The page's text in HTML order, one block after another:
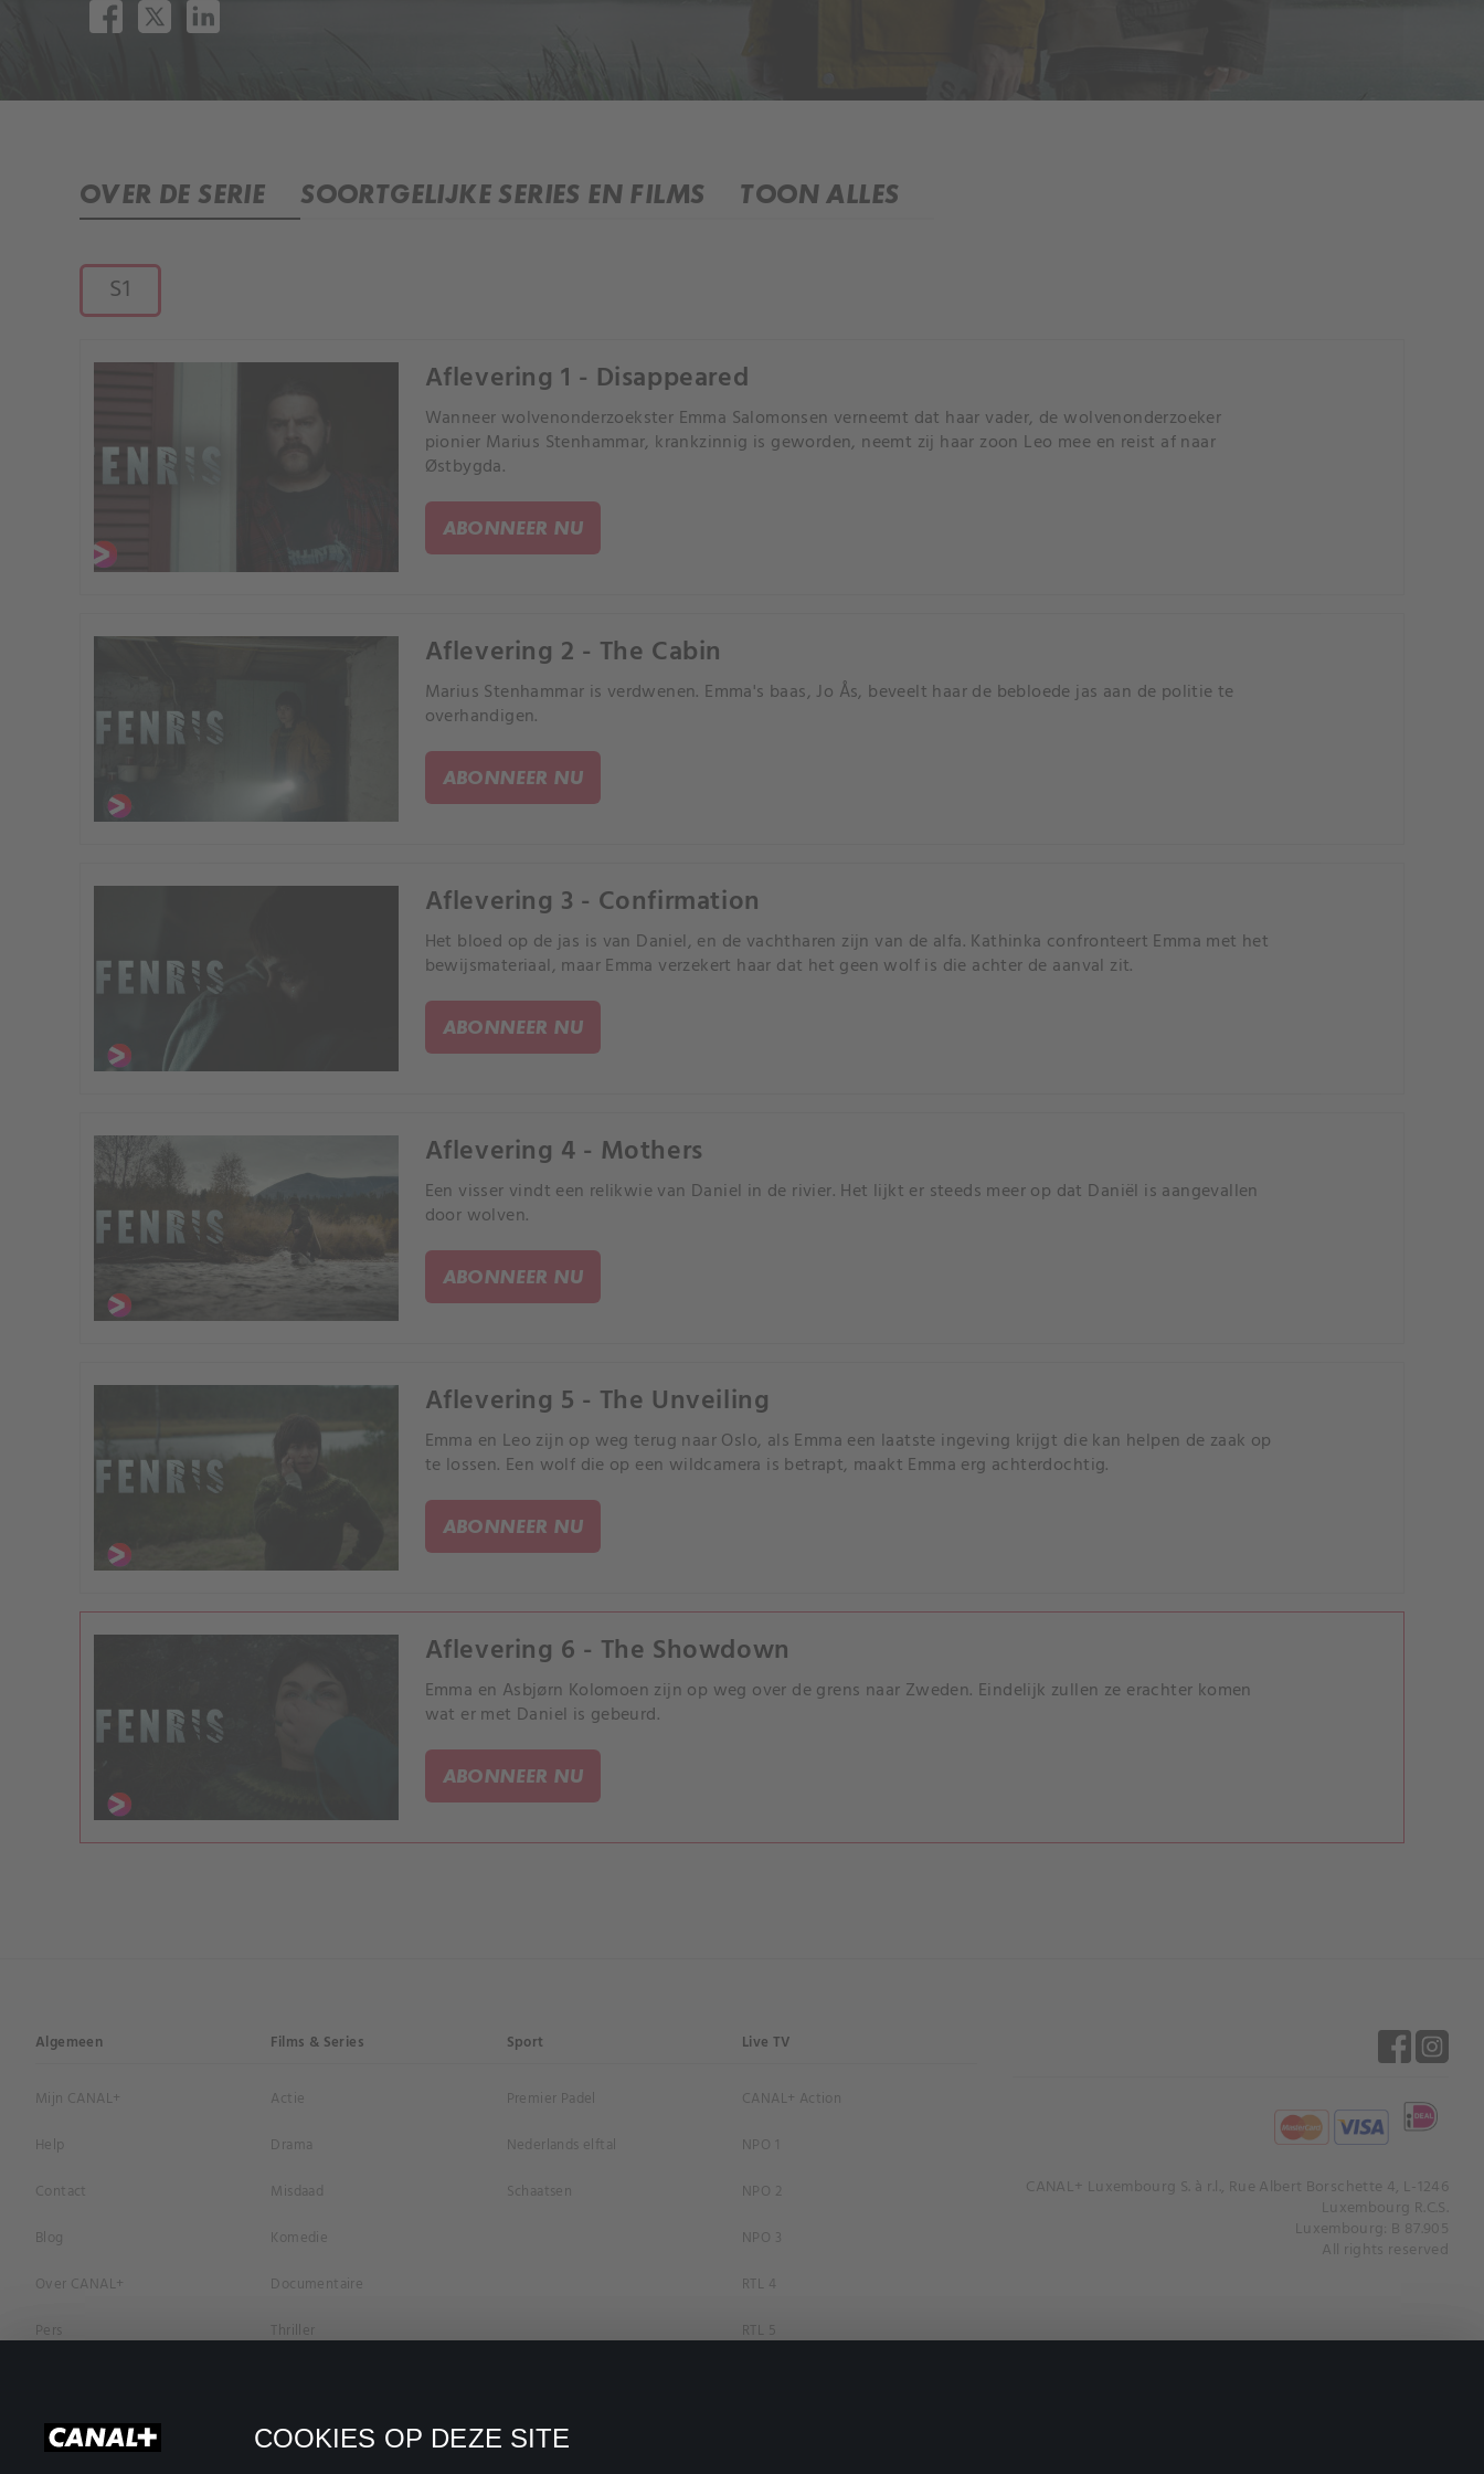
COOKIES OP DEZE SITE
OVER DE SERIE SOORTGELIJKE SERIES EN FILMS TOON ALLES
S1
Aflevering 1 - Disappeared
Wanneer wolvenonderzoekster Emma Salomonsen verneemt dat haar vader, de wolvenonderzoeker
pionier Marius Stenhammar, krankzinnig is geworden, neemt zij haar zoon Leo mee en reist af naar
Østbygda.
ABONNEER NU
Aflevering 2 - The Cabin
Marius Stenhammar is verdwenen. Emma's baas, Jo Ås, beveelt haar de bebloede jas aan de politie te
overhandigen.
ABONNEER NU
Aflevering 3 - Confirmation
Het bloed op de jas is van Daniel, en de vachtharen zijn van de alfa. Kathinka confronteert Emma met het
bewijsmateriaal, maar Emma verzekert haar dat het geen wolf is die achter de aanval zit.
ABONNEER NU
Aflevering 4 - Mothers
Een visser vindt een relikwie van Daniel in de rivier. Het lijkt er steeds meer op dat Daniël is aangevallen
door wolven.
ABONNEER NU
Aflevering 5 - The Unveiling
Emma en Leo zijn op weg terug naar Oslo, als Emma een laatste ingeving krijgt die kan helpen de zaak op
te lossen. Een wolf die op een wildcamera is betrapt, maakt Emma erg achterdochtig.
ABONNEER NU
Aflevering 6 - The Showdown
Emma en Asbjørn Kolomoen zijn op weg over de grens naar Zweden. Eindelijk zullen ze erachter komen
wat er met Daniel is gebeurd.
ABONNEER NU
Algemeen
Mijn CANAL+
Help
Contact
Blog
Over CANAL+
Pers
Privacybeleid
Films & Series
Actie
Drama
Misdaad
Komedie
Documentaire
Thriller
Romantiek
Sport
Premier Padel
Nederlands elftal
Schaatsen
Live TV
CANAL+ Action
NPO 1
NPO 2
NPO 3
RTL 4
RTL 5
CANAL+ Luxembourg S. à r.l., Rue Albert Borschette 4, L-1246
Luxembourg R.C.S.
Luxembourg: B 87.905
All rights reserved